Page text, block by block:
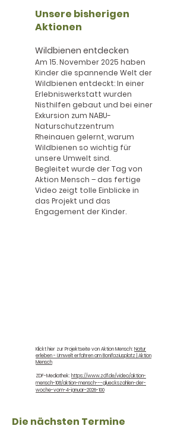
Unsere bisherigen
Aktionen
Wildbienen entdecken
Am 15. November 2025 haben
Kinder die spannende Welt der
Wildbienen entdeckt: In einer
Erlebniswerkstatt wurden
Nisthilfen gebaut und bei einer
Exkursion zum NABU-
Naturschutzzentrum
Rheinauen gelernt, warum
Wildbienen so wichtig für
unsere Umwelt sind.
Begleitet wurde der Tag von
Aktion Mensch – das fertige
Video zeigt tolle Einblicke in
das Projekt und das
Engagement der Kinder.​
Klickt hier zur Projektseite von Aktion Mensch:Natur
erleben - Umwelt erfahren am Bonifaziusplatz | Aktion
Mensch​
ZDF-Mediathek: https://www.zdf.de/video/aktion-
mensch-108/aktion-mensch---glueckszahlen-der-
woche-vom-4-januar-2026-100
Die nächsten Termine